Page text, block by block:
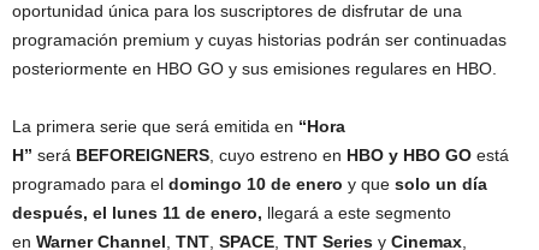
oportunidad única para los suscriptores de disfrutar de una
programación premium y cuyas historias podrán ser continuadas
posteriormente en HBO GO y sus emisiones regulares en HBO.
La primera serie que será emitida en “Hora
H” será BEFOREIGNERS , cuyo estreno en HBO y HBO GO está
programado para el domingo 10 de enero y que solo un día
después, el lunes 11 de enero, llegará a este segmento
en Warner Channel TNT SPACE TNT Series y Cinemax